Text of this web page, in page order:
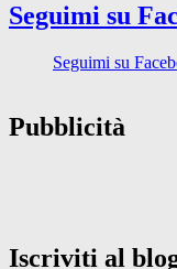
Seguimi su
Seguimi su
Pubblicità
Iscriviti al